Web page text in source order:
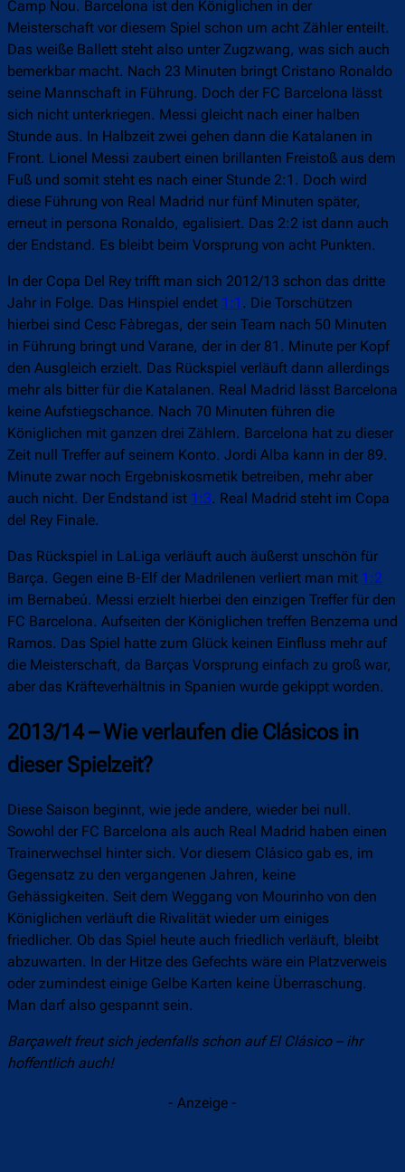
Camp Nou. Barcelona ist den Königlichen in der
Meisterschaft vor diesem Spiel schon um acht Zähler enteilt.
Das weiße Ballett steht also unter Zugzwang, was sich auch
bemerkbar macht. Nach 23 Minuten bringt Cristano Ronaldo
seine Mannschaft in Führung. Doch der FC Barcelona lässt
sich nicht unterkriegen. Messi gleicht nach einer halben
Stunde aus. In Halbzeit zwei gehen dann die Katalanen in
Front. Lionel Messi zaubert einen brillanten Freistoß aus dem
Fuß und somit steht es nach einer Stunde 2:1. Doch wird
diese Führung von Real Madrid nur fünf Minuten später,
erneut in persona Ronaldo, egalisiert. Das 2:2 ist dann auch
der Endstand. Es bleibt beim Vorsprung von acht Punkten.
In der Copa Del Rey trifft man sich 2012/13 schon das dritte
Jahr in Folge. Das Hinspiel endet 1:1 . Die Torschützen
hierbei sind Cesc Fàbregas, der sein Team nach 50 Minuten
in Führung bringt und Varane, der in der 81. Minute per Kopf
den Ausgleich erzielt. Das Rückspiel verläuft dann allerdings
mehr als bitter für die Katalanen. Real Madrid lässt Barcelona
keine Aufstiegschance. Nach 70 Minuten führen die
Königlichen mit ganzen drei Zählern. Barcelona hat zu dieser
Zeit null Treffer auf seinem Konto. Jordi Alba kann in der 89.
Minute zwar noch Ergebniskosmetik betreiben, mehr aber
auch nicht. Der Endstand ist 1:3. Real Madrid steht im Copa
del Rey Finale.
Das Rückspiel in LaLiga verläuft auch äußerst unschön für
Barça. Gegen eine B-Elf der Madrilenen verliert man mit 1:2
im Bernabeú. Messi erzielt hierbei den einzigen Treffer für den
FC Barcelona. Aufseiten der Königlichen treffen Benzema und
Ramos. Das Spiel hatte zum Glück keinen Einfluss mehr auf
die Meisterschaft, da Barças Vorsprung einfach zu groß war,
aber das Kräfteverhältnis in Spanien wurde gekippt worden.
2013/14 – Wie verlaufen die Clásicos in
dieser Spielzeit?
Diese Saison beginnt, wie jede andere, wieder bei null.
Sowohl der FC Barcelona als auch Real Madrid haben einen
Trainerwechsel hinter sich. Vor diesem Clásico gab es, im
Gegensatz zu den vergangenen Jahren, keine
Gehässigkeiten. Seit dem Weggang von Mourinho von den
Königlichen verläuft die Rivalität wieder um einiges
friedlicher. Ob das Spiel heute auch friedlich verläuft, bleibt
abzuwarten. In der Hitze des Gefechts wäre ein Platzverweis
oder zumindest einige Gelbe Karten keine Überraschung.
Man darf also gespannt sein.
Barçawelt freut sich jedenfalls schon auf El Clásico – ihr
hoffentlich auch!
- Anzeige -